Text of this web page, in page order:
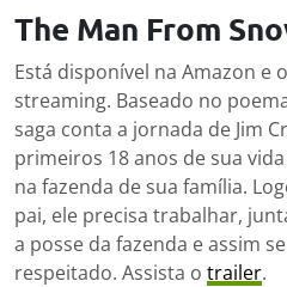
The Man From
Está disponível na Amazon e
streaming. Baseado no
saga conta a jornada de Jim
primeiros 18 anos de sua
na fazenda de sua família.
pai, ele precisa trabalhar,
a posse da fazenda e assim
respeitado. Assista o trailer.